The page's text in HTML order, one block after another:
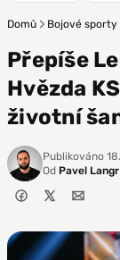
Domů Bojové sporty
Přepíše
Hvězda
životní
Publikováno
Od Pavel Langr